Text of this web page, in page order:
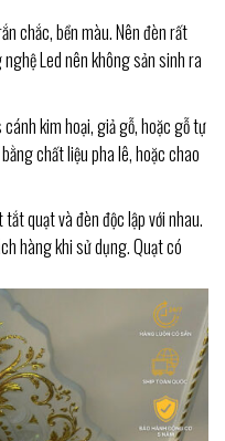
chắc, bền màu. Nên đèn rất
Led nên không sản sinh ra
kim hoại, giả gỗ, hoặc gỗ tự
chất liệu pha lê, hoặc chao
quạt và đèn độc lập với nhau.
hàng khi sử dụng. Quạt có